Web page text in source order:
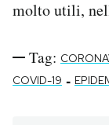
molto utili,
Tag:
COVID-19 -